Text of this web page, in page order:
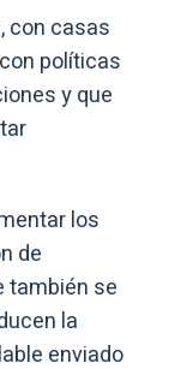
los
se
enviado
les brinda